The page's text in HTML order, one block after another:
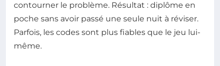
contourner le problème. Résultat : diplôme en
poche sans avoir passé une seule nuit à réviser.
Parfois, les codes sont plus fiables que le jeu lui-
même.